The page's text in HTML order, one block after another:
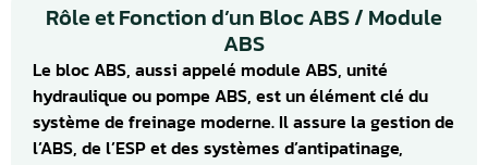
Rôle et Fonction d’un Bloc ABS / Module
ABS
Le bloc ABS, aussi appelé module ABS, unité
hydraulique ou pompe ABS, est un élément clé du
système de freinage moderne. Il assure la gestion de
l’ABS, de l’ESP et des systèmes d’antipatinage,